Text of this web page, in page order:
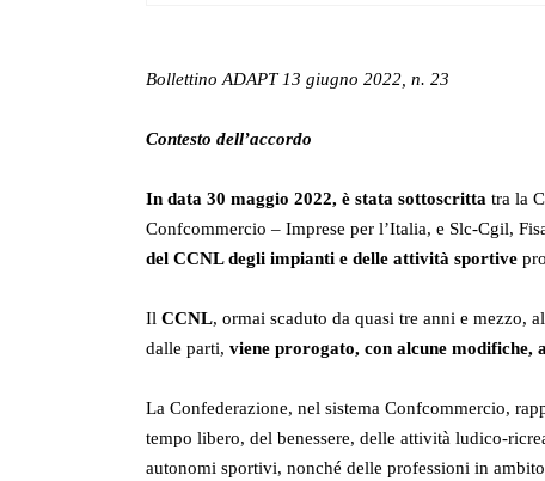
Bollettino ADAPT 13 giugno 2022, n. 23
Contesto dell’accordo
In data 30 maggio 2022, è stata sottoscritta tra la
Confcommercio – Imprese per l’Italia, e Slc-Cgil,
del CCNL degli impianti e delle attività sportive
Il CCNL, ormai scaduto da quasi tre anni e mezzo,
dalle parti, viene prorogato, con alcune modifiche,
La Confederazione, nel sistema Confcommercio,
tempo libero, del benessere, delle attività ludico-
autonomi sportivi, nonché delle professioni in